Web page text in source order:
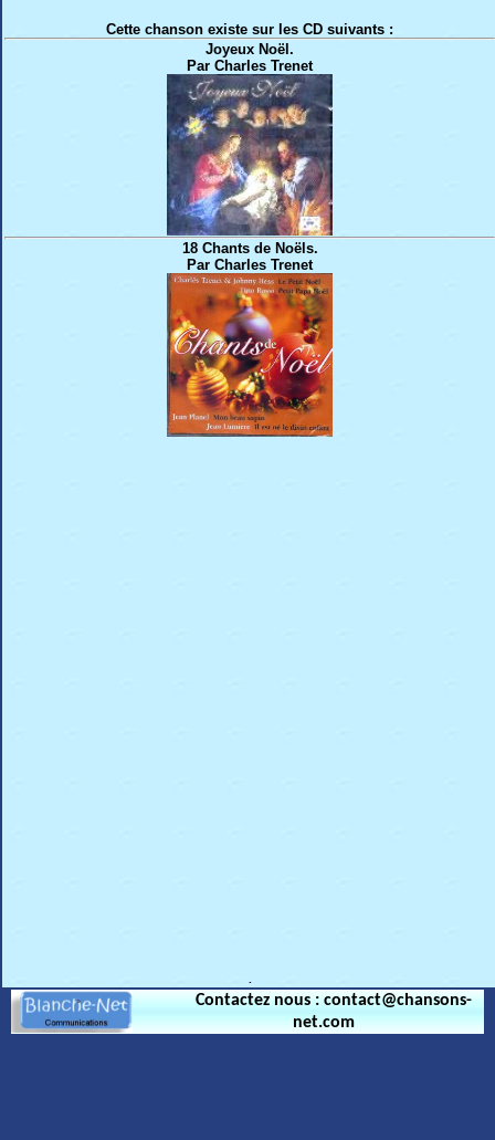
Cette chanson existe sur les CD suivants :
Joyeux Noël.
Par Charles Trenet
18 Chants de Noëls.
Par Charles Trenet
Contactez nous : contact@chansons-
net.com